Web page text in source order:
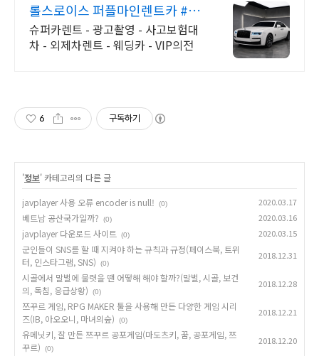
롤스로이스 퍼플마인렌트카 #슈
퍼카 협찬문의 #방송렌트
슈퍼카렌트 - 광고촬영 - 사고보험대
차 - 외제차렌트 - 웨딩카 - VIP의전
6 구독하기
'정보' 카테고리의 다른 글
javplayer 사용 오류 encoder is null! (0) 2020.03.17
베트남 공산국가일까? (0) 2020.03.16
javplayer 다운로드 사이트 (0) 2020.03.15
군인들이 SNS를 할 때 지켜야 하는 규칙과 규정(페이스북, 트위
터, 인스타그램, SNS)
(0)
2018.12.31
시골에서 말벌에 물렷을 땐 어떻해 해야 할까?(말벌, 시골, 보건
의, 독침, 응급상황)
(0)
2018.12.28
쯔꾸르 게임, RPG MAKER 툴을 사용해 만든 다양한 게임 시리
즈(IB, 아오오니, 마녀의숲)
(0)
2018.12.21
유메닛키, 잘 만든 쯔꾸르 공포게임(마도츠키, 꿈, 공포게임, 쯔
꾸르)
(0)
2018.12.20